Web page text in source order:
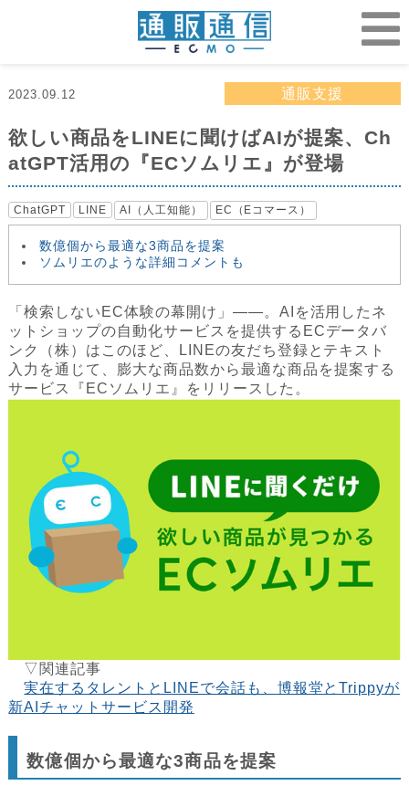
2023.09.12 通販支援
欲しい商品をLINEに聞けばAIが提案、Ch
atGPT活用の『ECソムリエ』が登場
ChatGPT LINE AI（人工知能） EC（Eコマース）
数億個から最適な3商品を提案
ソムリエのような詳細コメントも
「検索しないEC体験の幕開け」――。AIを活用したネ
ットショップの自動化サービスを提供するECデータバ
ンク（株）はこのほど、LINEの友だち登録とテキスト
入力を通じて、膨大な商品数から最適な商品を提案する
サービス『ECソムリエ』をリリースした。
▽関連記事
実在するタレントとLINEで会話も、博報堂とTrippyが
新AIチャットサービス開発
数億個から最適な3商品を提案